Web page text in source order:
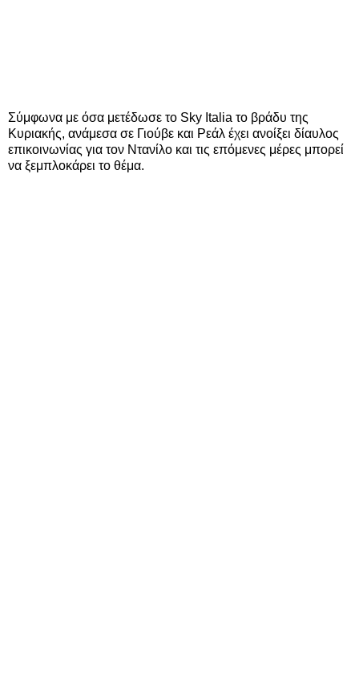
Σύμφωνα με όσα μετέδωσε το Sky Italia το βράδυ της
Κυριακής, ανάμεσα σε Γιούβε και Ρεάλ έχει ανοίξει δίαυλος
επικοινωνίας για τον Ντανίλο και τις επόμενες μέρες μπορεί
να ξεμπλοκάρει το θέμα.